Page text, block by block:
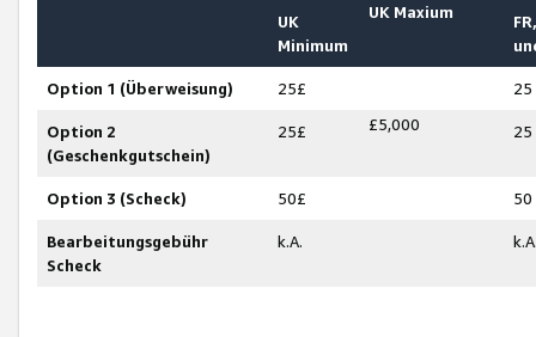
UK
Minimum
UK Maxium
Option 1 (Überweisung) 25£ 25
Option 2
(Geschenkgutschein)
25£ £5,000 25
Option 3 (Scheck) 50£ 50
Bearbeitungsgebühr
Scheck
k.A.